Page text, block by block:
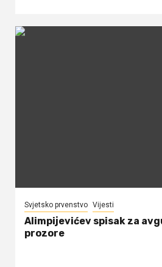
Svjetsko prvenstvo Vijesti
Alimpijevićev spisak za
prozore